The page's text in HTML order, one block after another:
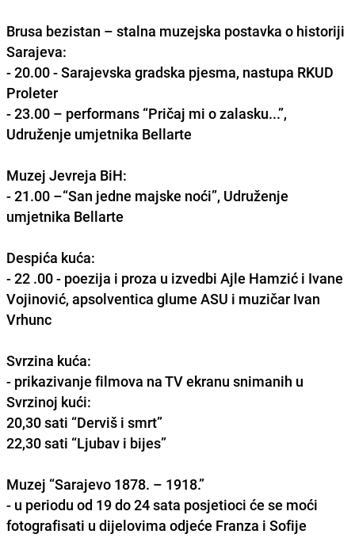
Brusa bezistan – stalna muzejska postavka o historiji
Sarajeva:
- 20.00 - Sarajevska gradska pjesma, nastupa RKUD
Proleter
- 23.00 – performans “Pričaj mi o zalasku...”,
Udruženje umjetnika Bellarte
Muzej Jevreja BiH:
- 21.00 –“San jedne majske noći”, Udruženje
umjetnika Bellarte
Despića kuća:
- 22 .00 - poezija i proza u izvedbi Ajle Hamzić i Ivane
Vojinović, apsolventica glume ASU i muzičar Ivan
Vrhunc
Svrzina kuća:
- prikazivanje filmova na TV ekranu snimanih u
Svrzinoj kući:
20,30 sati “Derviš i smrt”
22,30 sati “Ljubav i bijes”
Muzej “Sarajevo 1878. – 1918.”
- u periodu od 19 do 24 sata posjetioci će se moći
fotografisati u dijelovima odjeće Franza i Sofije